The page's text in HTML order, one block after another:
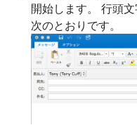
開始します。 行頭
次のとおりです。